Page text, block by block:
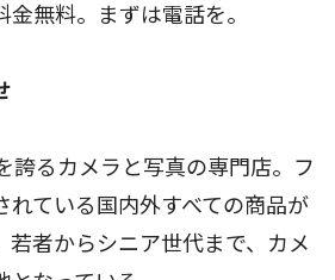
無料。まずは電話を。
るカメラと写真の専門店。フ
れている国内外すべての商品が
若者からシニア世代まで、カメ